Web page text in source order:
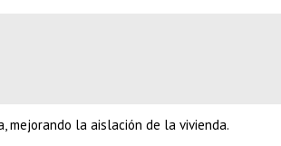
mejorando la aislación de la vivienda.